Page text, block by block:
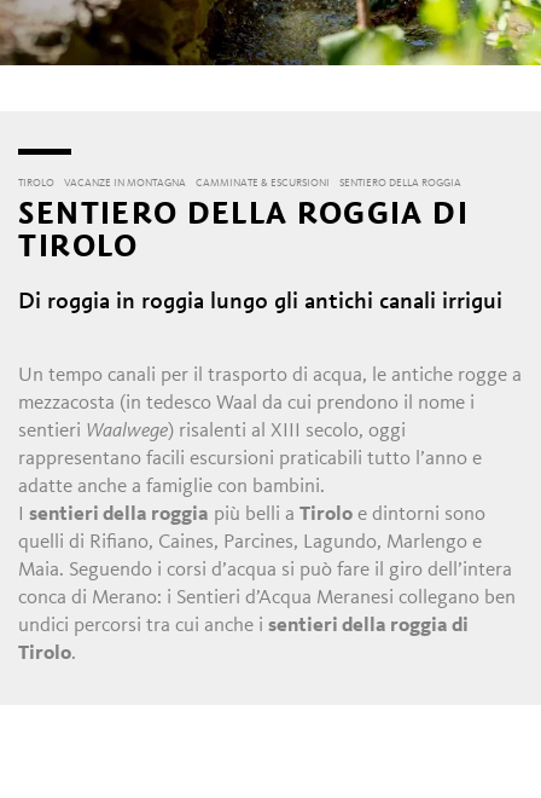
TIROLO VACANZE IN MONTAGNA CAMMINATE & ESCURSIONI SENTIERO DELLA ROGGIA
SENTIERO DELLA ROGGIA DI
TIROLO
Di roggia in roggia lungo gli antichi canali irrigui
Un tempo canali per il trasporto di acqua, le antiche rogge a
mezzacosta (in tedesco Waal da cui prendono il nome i
sentieri Waalwege) risalenti al XIII secolo, oggi
rappresentano facili escursioni praticabili tutto l’anno e
adatte anche a famiglie con bambini.
Isentieri della roggia più belli aTirolo e dintorni sono
quelli di Rifiano, Caines, Parcines, Lagundo, Marlengo e
Maia. Seguendo i corsi d’acqua si può fare il giro dell’intera
conca di Merano: i Sentieri d’Acqua Meranesi collegano ben
undici percorsi tra cui anche isentieri della roggia di
Tirolo.